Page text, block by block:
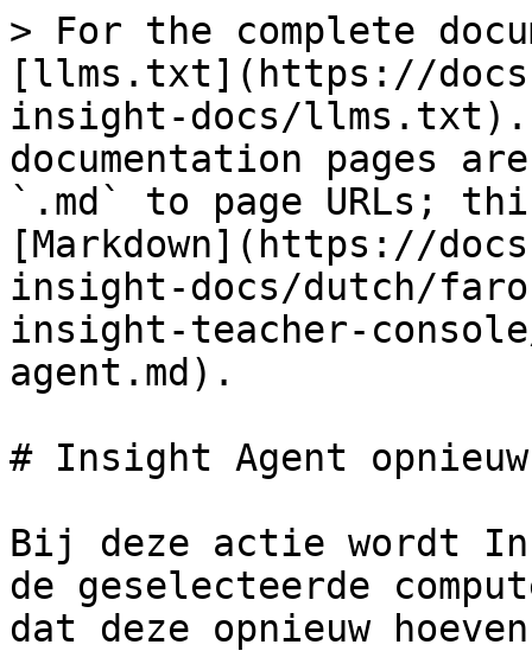
> For the complete
[llms.txt](https://
insight-docs/llms.txt).
documentation pages
`.md` to page URLs;
[Markdown](https://
insight-docs/dutch/
insight-teacher-
agent.md).
# Insight Agent
Bij deze actie wordt
de geselecteerde
dat deze opnieuw